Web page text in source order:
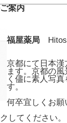
案内
福屋薬局
京都にて日本
ます。京都の
く儘に素人写
す。
何卒宜しくお願
てください。